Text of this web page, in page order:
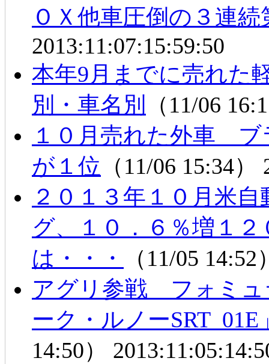
ＯＸ他車圧倒の３連続
2013:11:07:15:59:50
本年9月までに売れた
別・車名別
（11/06
１０月売れた外車
が１位 （11/06 15:34）
２０１３年１０月米
グ、１０．６％増１
は・・・
（11/05
アグリ参戦 フォミュ
ーク・ルノー
14:50）